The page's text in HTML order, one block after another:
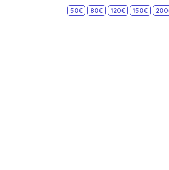
50€ 80€ 120€ 150€